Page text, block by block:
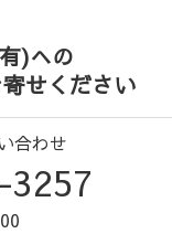
)への
せください
合わせ